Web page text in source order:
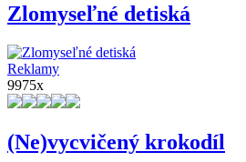
Zlomyseľné detiská
Reklamy
9975x
(Ne)vycvičený krokodíl